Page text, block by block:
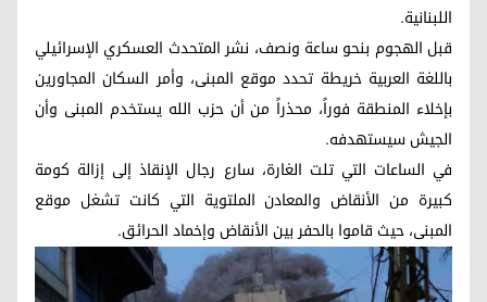
اللبنانية.
قبل الهجوم بنحو ساعة ونصف، نشر المتحدث العسكري الإسرائيلي
باللغة العربية خريطة تحدد موقع المبنى، وأمر السكان المجاورين
بإخلاء المنطقة فوراً، محذراً من أن حزب الله يستخدم المبنى وأن
الجيش سيستهدفه.
في الساعات التي تلت الغارة، سارع رجال الإنقاذ إلى إزالة كومة
كبيرة من الأنقاض والمعادن الملتوية التي كانت تشغل موقع
المبنى، حيث قاموا بالحفر بين الأنقاض وإخماد الحرائق.